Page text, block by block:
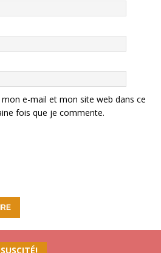
e-mail et mon site web dans ce
fois que je commente.